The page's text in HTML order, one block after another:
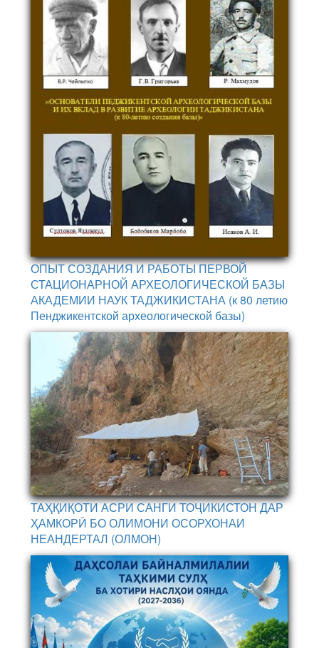
ОПЫТ СОЗДАНИЯ И РАБОТЫ ПЕРВОЙ
СТАЦИОНАРНОЙ АРХЕОЛОГИЧЕСКОЙ БАЗЫ
АКАДЕМИИ НАУК ТАДЖИКИСТАНА (к 80 летию
Пенджикентской археологической базы)
ТАҲҚИҚОТИ АСРИ САНГИ ТОҶИКИСТОН ДАР
ҲАМКОРӢ БО ОЛИМОНИ ОСОРХОНАИ
НЕАНДЕРТАЛ (ОЛМОН)